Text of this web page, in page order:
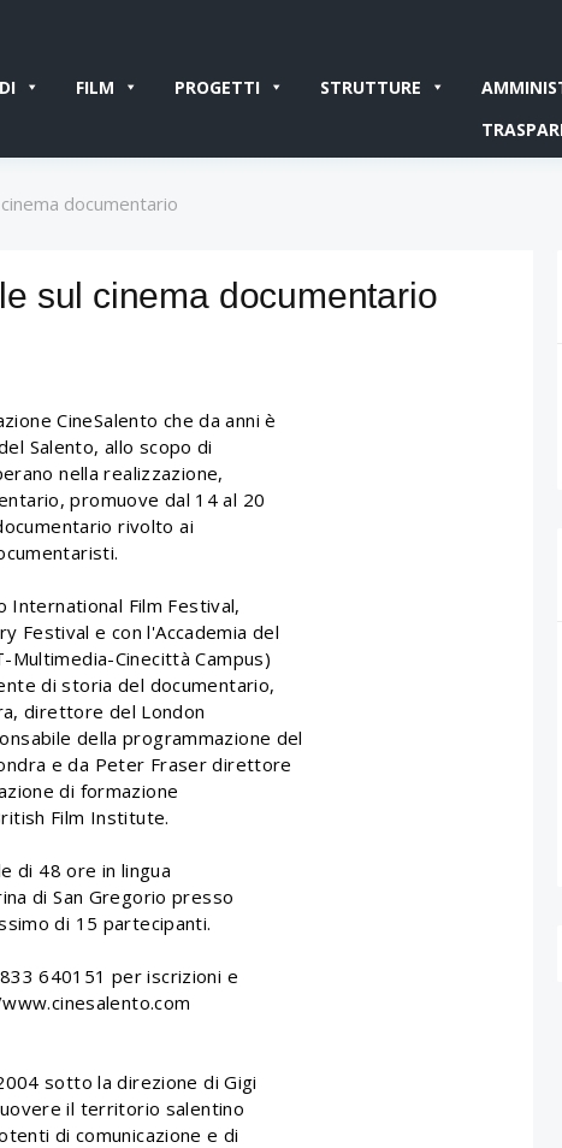
FILM PROGETTI STRUTTURE
documentario
sul cinema documentario
CineSalento che da anni è
Salento, allo scopo di
nella realizzazione,
promuove dal 14 al 20
rivolto ai
International Film Festival,
Festival e con l'Accademia del
Multimedia-Cinecittà Campus)
di storia del documentario,
direttore del London
della programmazione del
e da Peter Fraser direttore
di formazione
Film Institute.
di 48 ore in lingua
di San Gregorio presso
di 15 partecipanti.
640151 per iscrizioni e
sotto la direzione di Gigi
il territorio salentino
di comunicazione e di